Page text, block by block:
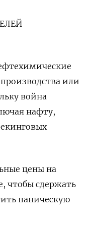
или
война
нафту,
цены на
‌чтобы сдержать
паническую